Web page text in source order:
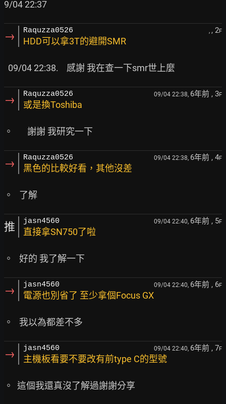
→ Raquzza0526 , , 2F
HDD可以拿3T的避開SMR
→ Raquzza0526 09/04 22:38, 6年前 , 3F
或是換Toshiba
→ Raquzza0526 09/04 22:38, 6年前 , 4F
黑色的比較好看，其他沒差
推 jasn4560 09/04 22:40, 6年前 , 5F
直接拿SN750了啦
→ jasn4560 09/04 22:40, 6年前 , 6F
電源也別省了 至少拿個Focus GX
→ jasn4560 09/04 22:40, 6年前 , 7F
主機板看要不要改有前type C的型號